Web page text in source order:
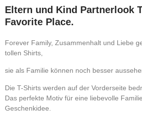
Eltern und Kind Partnerlook
Favorite Place.
Forever Family, Zusammenhalt und Liebe
tollen Shirts,
sie als Familie können noch besser
Die T-Shirts werden auf der Vorderseite
Das perfekte Motiv für eine liebevolle
Geschenkidee.